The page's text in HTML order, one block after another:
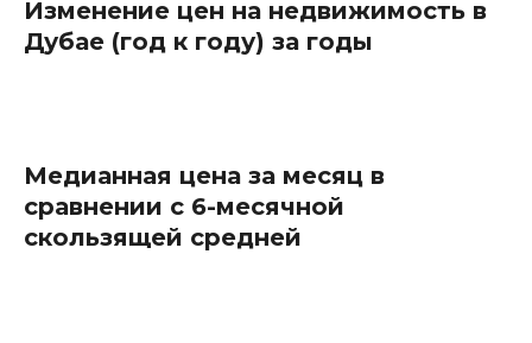
Изменение цен на недвижимость в
Дубае (год к году) за годы
Медианная цена за месяц в
сравнении с 6-месячной
скользящей средней